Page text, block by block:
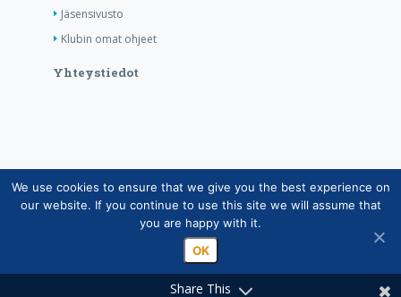
Jäsensivusto
Klubin omat ohjeet
Yhteystiedot
Copyright © Suomen Rotarypalvelu ry 2026 |
Jäsentietojärjestelmän tietosuojaseloste|Henkilötietojen
käsittely Rotarytoiminnassa
Share This
We use cookies to ensure that we give you the best experience on
our website. If you continue to use this site we will assume that
you are happy with it.
OK